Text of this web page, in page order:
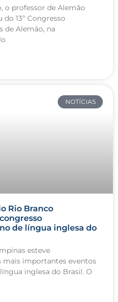
o professor de Alemão
13º Congresso
de Alemão, na
NOTÍCIAS
Rio Branco
de língua inglesa do
esteve
mais importantes eventos
inglesa do Brasil. O